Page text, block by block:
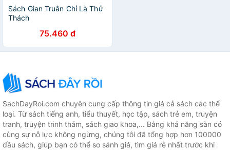
Sách Gian Truân Chỉ Là Thử
Thách
75.460 đ
SachDayRoi.com chuyên cung cấp thông tin giá cả sách các thể
loại. Từ sách tiếng anh, tiểu thuyết, học tập, sách trẻ em, truyện
tranh, truyện trinh thám, sách giao khoa,... Bằng khả năng sẵn có
cùng sự nỗ lực không ngừng, chúng tôi đã tổng hợp hơn 100000
đầu sách, giúp bạn có thể so sánh giá, tìm giá rẻ nhất trước khi